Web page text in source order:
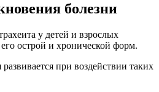
болезни
у детей и взрослых
острой и хронической форм.
при воздействии таких